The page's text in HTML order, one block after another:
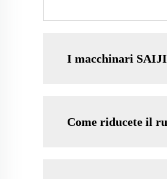
I macchinari
Come riducete il